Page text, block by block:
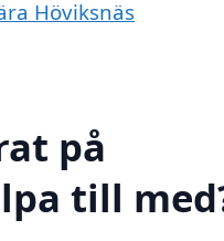
Höviksnäs
på
till